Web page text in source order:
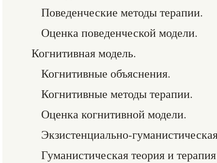
Поведенческие методы терапии.
Оценка поведенческой модели.
Когнитивная модель.
Когнитивные объяснения.
Когнитивные методы терапии.
Оценка когнитивной модели.
Экзистенциально-
Гуманистическая теория и